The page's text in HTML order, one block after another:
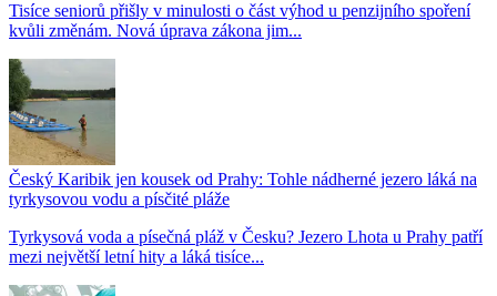
Tisíce seniorů přišly v minulosti o část výhod u penzijního spoření
kvůli změnám. Nová úprava zákona jim...
Český Karibik jen kousek od Prahy: Tohle nádherné jezero láká na
tyrkysovou vodu a písčité pláže
Tyrkysová voda a písečná pláž v Česku? Jezero Lhota u Prahy patří
mezi největší letní hity a láká tisíce...